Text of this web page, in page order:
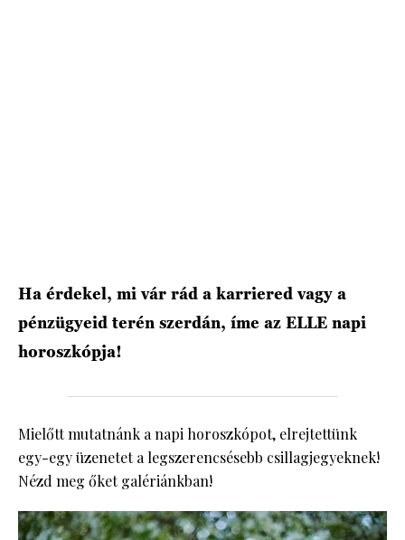
Ha érdekel, mi vár rád a karriered vagy a
pénzügyeid terén szerdán, íme az ELLE napi
horoszkópja!
Mielőtt mutatnánk a napi horoszkópot, elrejtettünk
egy-egy üzenetet a legszerencsésebb csillagjegyeknek!
Nézd meg őket galériánkban!